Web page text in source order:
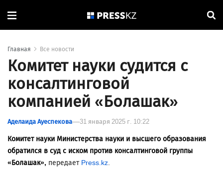
Главная Все новости
Комитет науки судится с
консалтинговой
компанией «Болашак»
Аделаида Ауеспекова 31 января 2025 г. 10:22
Комитет науки Министерства науки и высшего образования
обратился в суд с иском против консалтинговой группы
«Болашак», передает Press.kz.